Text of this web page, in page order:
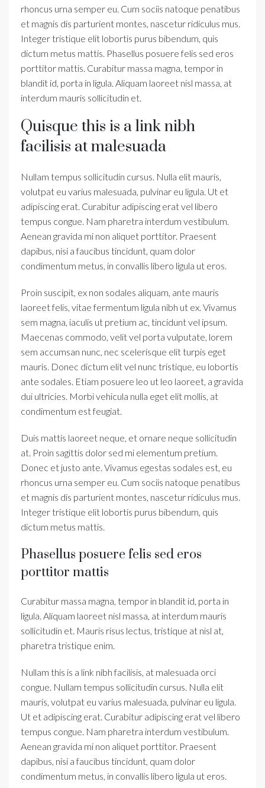
rhoncus urna semper eu. Cum sociis natoque penatibus
et magnis dis parturient montes, nascetur ridiculus mus.
Integer tristique elit lobortis purus bibendum, quis
dictum metus mattis. Phasellus posuere felis sed eros
porttitor mattis. Curabitur massa magna, tempor in
blandit id, porta in ligula. Aliquam laoreet nisl massa, at
interdum mauris sollicitudin et.
Quisque this is a link nibh
facilisis at malesuada
Nullam tempus sollicitudin cursus. Nulla elit mauris,
volutpat eu varius malesuada, pulvinar eu ligula. Ut et
adipiscing erat. Curabitur adipiscing erat vel libero
tempus congue. Nam pharetra interdum vestibulum.
Aenean gravida mi non aliquet porttitor. Praesent
dapibus, nisi a faucibus tincidunt, quam dolor
condimentum metus, in convallis libero ligula ut eros.
Proin suscipit, ex non sodales aliquam, ante mauris
laoreet felis, vitae fermentum ligula nibh ut ex. Vivamus
sem magna, iaculis ut pretium ac, tincidunt vel ipsum.
Maecenas commodo, velit vel porta vulputate, lorem
sem accumsan nunc, nec scelerisque elit turpis eget
mauris. Donec dictum elit vel nunc tristique, eu lobortis
ante sodales. Etiam posuere leo ut leo laoreet, a gravida
dui ultricies. Morbi vehicula nulla eget elit mollis, at
condimentum est feugiat.
Duis mattis laoreet neque, et ornare neque sollicitudin
at. Proin sagittis dolor sed mi elementum pretium.
Donec et justo ante. Vivamus egestas sodales est, eu
rhoncus urna semper eu. Cum sociis natoque penatibus
et magnis dis parturient montes, nascetur ridiculus mus.
Integer tristique elit lobortis purus bibendum, quis
dictum metus mattis.
Phasellus posuere felis sed eros
porttitor mattis
Curabitur massa magna, tempor in blandit id, porta in
ligula. Aliquam laoreet nisl massa, at interdum mauris
sollicitudin et. Mauris risus lectus, tristique at nisl at,
pharetra tristique enim.
Nullam this is a link nibh facilisis, at malesuada orci
congue. Nullam tempus sollicitudin cursus. Nulla elit
mauris, volutpat eu varius malesuada, pulvinar eu ligula.
Ut et adipiscing erat. Curabitur adipiscing erat vel libero
tempus congue. Nam pharetra interdum vestibulum.
Aenean gravida mi non aliquet porttitor. Praesent
dapibus, nisi a faucibus tincidunt, quam dolor
condimentum metus, in convallis libero ligula ut eros.